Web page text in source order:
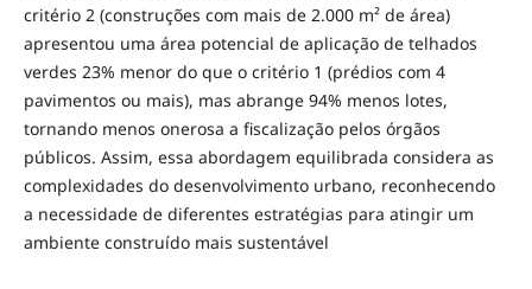
critério 2 (construções com mais de 2.000 m² de área)
apresentou uma área potencial de aplicação de telhados
verdes 23% menor do que o critério 1 (prédios com 4
pavimentos ou mais), mas abrange 94% menos lotes,
tornando menos onerosa a fiscalização pelos órgãos
públicos. Assim, essa abordagem equilibrada considera as
complexidades do desenvolvimento urbano, reconhecendo
a necessidade de diferentes estratégias para atingir um
ambiente construído mais sustentável